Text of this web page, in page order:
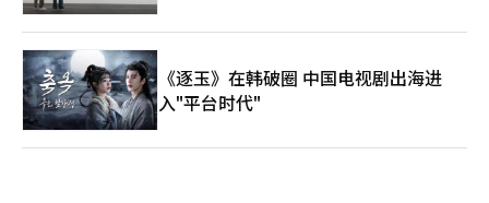
《逐玉》在韩破圈 中国电视剧出海进
入"平台时代"